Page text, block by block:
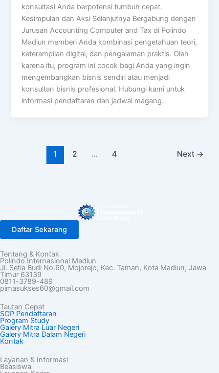
konsultasi Anda berpotensi tumbuh cepat.
Kesimpulan dan Aksi Selanjutnya Bergabung dengan
Jurusan Accounting Computer and Tax di Polindo
Madiun memberi Anda kombinasi pengetahuan teori,
keterampilan digital, dan pengalaman praktis. Oleh
karena itu, program ini cocok bagi Anda yang ingin
mengembangkan bisnis sendiri atau menjadi
konsultan bisnis profesional. Hubungi kami untuk
informasi pendaftaran dan jadwal magang.
1 2 … 4 Next →
Daftar Sekarang
Tentang & Kontak
Polindo Internasional Madiun
Jl. Setia Budi No.60, Mojorejo, Kec. Taman, Kota Madiun, Jawa
Timur 63139
0811-3789-489
pimasukses60@gmail.com
Tautan Cepat
SOP Pendaftaran
Program Study
Galery Mitra Luar Negeri
Galery Mitra Dalam Negeri
Kontak
Layanan & Informasi
Beasiswa